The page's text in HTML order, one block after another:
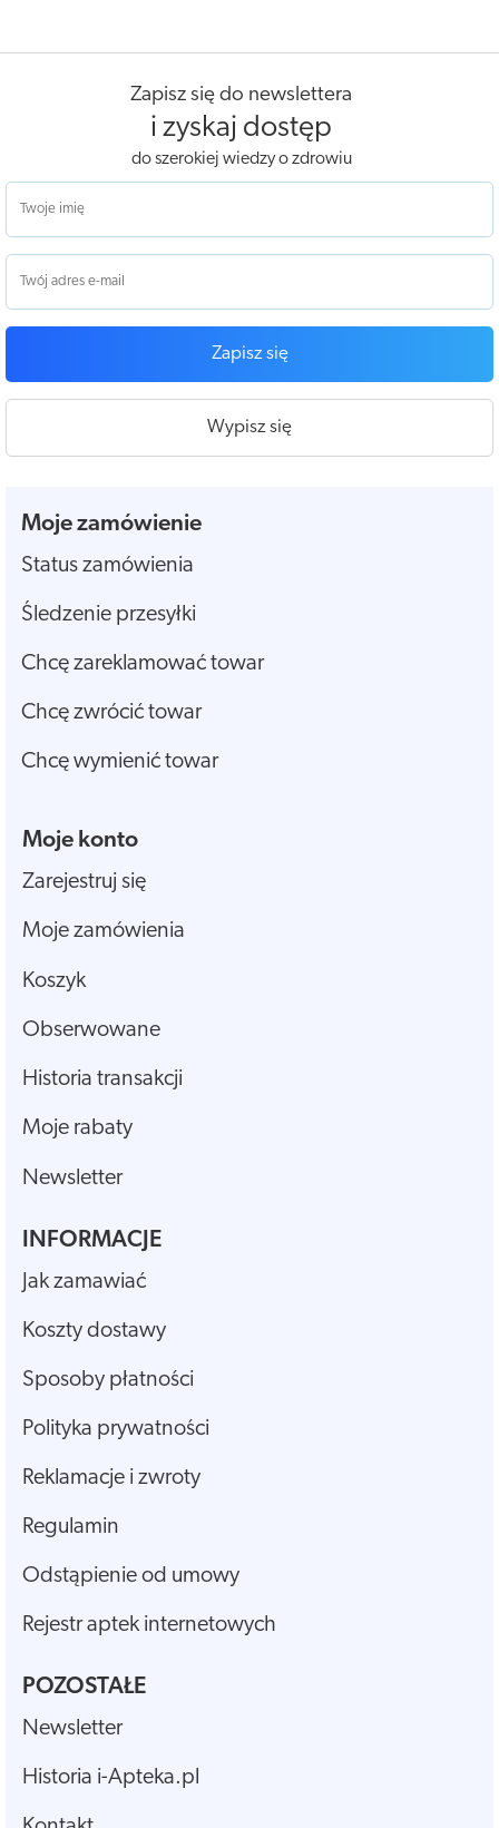
Zapisz się do newslettera
i zyskaj dostęp
do szerokiej wiedzy o zdrowiu
Zapisz się
Wypisz się
Moje zamówienie
Status zamówienia
Śledzenie przesyłki
Chcę zareklamować towar
Chcę zwrócić towar
Chcę wymienić towar
Moje konto
Zarejestruj się
Moje zamówienia
Koszyk
Obserwowane
Historia transakcji
Moje rabaty
Newsletter
INFORMACJE
Jak zamawiać
Koszty dostawy
Sposoby płatności
Polityka prywatności
Reklamacje i zwroty
Regulamin
Odstąpienie od umowy
Rejestr aptek internetowych
POZOSTAŁE
Newsletter
Historia i-Apteka.pl